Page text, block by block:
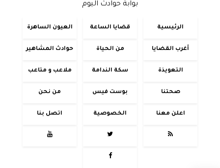
بوابة حوادث اليوم
الرئيسية قضايا الساعة العيون الساهرة
أغرب القضايا من الحياة حوادث المشاهير
التعويذة سكة الندامة ملاعب و متاعب
صحتنا بوست فيس من نحن
اعلن معنا الخصوصية اتصل بنا



